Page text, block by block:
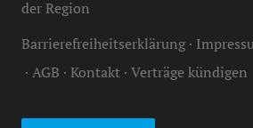
der Region
Barrierefreiheitserklärung
AGB Kontakt Verträge kündigen